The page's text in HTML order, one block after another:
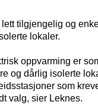
tilgjengelig og
lokaler.
oppvarming er
og dårlig isolerte
som
valg, sier Leknes.